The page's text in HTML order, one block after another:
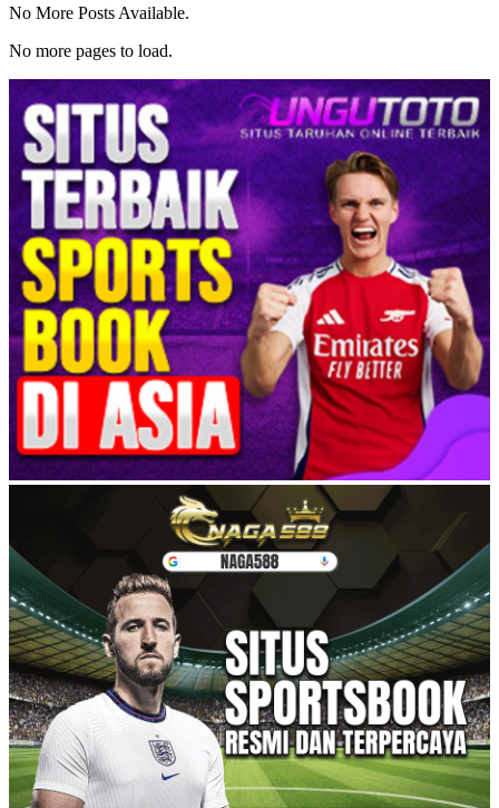
No More Posts Available.
No more pages to load.